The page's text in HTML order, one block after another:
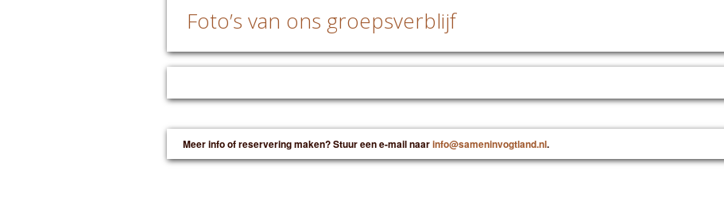
Foto’s van ons groepsverblijf
Meer info of reservering maken? Stuur een e-mail naarinfo@sameninvogtland.nl.